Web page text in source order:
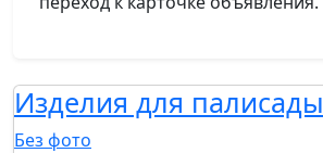
Изделия для палисады
Без фото